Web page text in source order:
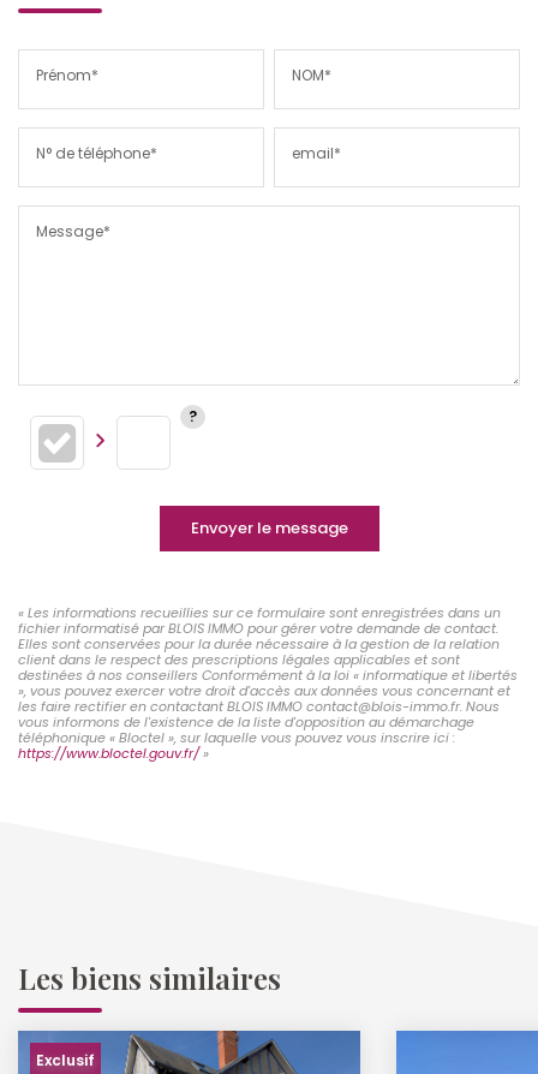
Prénom* NOM*
N° de téléphone* email*
Message*
Envoyer le message
« Les informations recueillies sur ce formulaire sont enregistrées dans un
fichier informatisé par BLOIS IMMO pour gérer votre demande de contact.
Elles sont conservées pour la durée nécessaire à la gestion de la relation
client dans le respect des prescriptions légales applicables et sont
destinées à nos conseillers Conformément à la loi « informatique et libertés
», vous pouvez exercer votre droit d'accès aux données vous concernant et
les faire rectifier en contactant BLOIS IMMO contact@blois-immo.fr. Nous
vous informons de l'existence de la liste d'opposition au démarchage
téléphonique « Bloctel », sur laquelle vous pouvez vous inscrire ici :
https://www.bloctel.gouv.fr/»
Les biens similaires
Exclusif